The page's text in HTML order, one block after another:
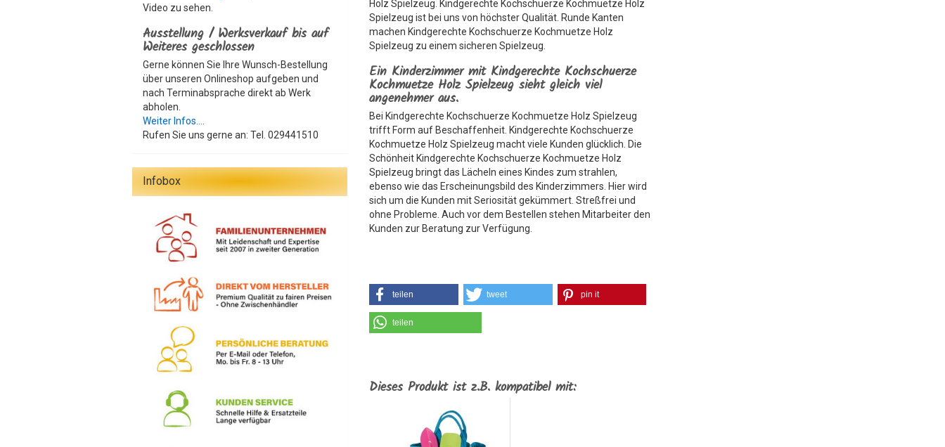
Holz Spielzeug. Kindgerechte Kochschuerze Kochmuetze Holz
Spielzeug ist bei uns von höchster Qualität. Runde Kanten
machen Kindgerechte Kochschuerze Kochmuetze Holz
Spielzeug zu einem sicheren Spielzeug.
Ein Kinderzimmer mit Kindgerechte Kochschuerze
Kochmuetze Holz Spielzeug sieht gleich viel
angenehmer aus.
Bei Kindgerechte Kochschuerze Kochmuetze Holz Spielzeug
trifft Form auf Beschaffenheit. Kindgerechte Kochschuerze
Kochmuetze Holz Spielzeug macht viele Kunden glücklich. Die
Schönheit Kindgerechte Kochschuerze Kochmuetze Holz
Spielzeug bringt das Lächeln eines Kindes zum strahlen,
ebenso wie das Erscheinungsbild des Kinderzimmers. Hier wird
sich um die Kunden mit Seriosität gekümmert. Streßfrei und
ohne Probleme. Auch vor dem Bestellen stehen Mitarbeiter den
Kunden zur Beratung zur Verfügung.
teilen tweet pin it
teilen
Dieses Produkt ist z.B. kompatibel mit:
Video zu sehen.
Ausstellung / Werksverkauf bis auf
Weiteres geschlossen
Gerne können Sie Ihre Wunsch-Bestellung
über unseren Onlineshop aufgeben und
nach Terminabsprache direkt ab Werk
abholen.
Weiter Infos....
Rufen Sie uns gerne an: Tel. 029441510
Infobox